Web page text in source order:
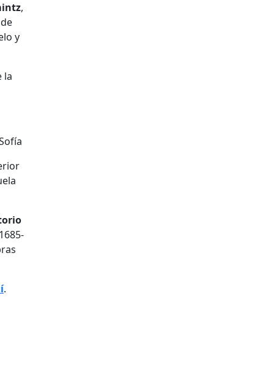
,
y
la
.